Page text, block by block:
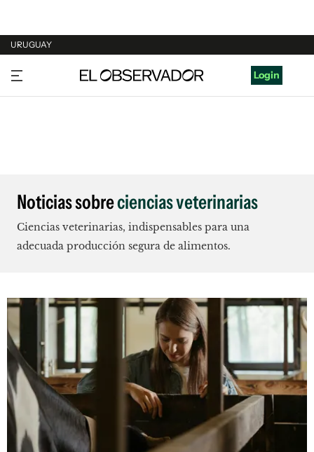
URUGUAY
URUGUAY
ARGENTINA
Login
Noticias sobreciencias veterinarias
Ciencias veterinarias, indispensables para una
adecuada producción segura de alimentos.